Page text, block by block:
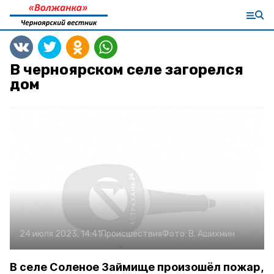
В черноярском селе загорелся
дом
24 июля 2023, 14:41 ПроисшествияФото: В. Ашихмин
В селе Соленое Займище произошёл пожар,